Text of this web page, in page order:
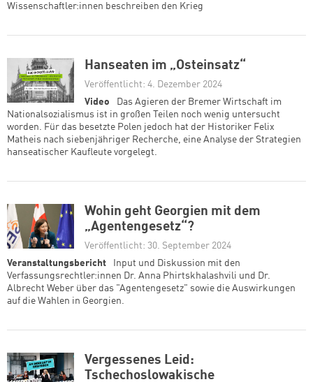
Wissenschaftler:innen beschreiben den Krieg
Hanseaten im „Osteinsatz“
Veröffentlicht: 4. Dezember 2024
Video
Das Agieren der Bremer Wirtschaft im
Nationalsozialismus ist in großen Teilen noch wenig untersucht
worden. Für das besetzte Polen jedoch hat der Historiker Felix
Matheis nach siebenjähriger Recherche, eine Analyse der Strategien
hanseatischer Kaufleute vorgelegt.
Wohin geht Georgien mit dem
„Agentengesetz“?
Veröffentlicht: 30. September 2024
Veranstaltungsbericht
Input und Diskussion mit den
Verfassungsrechtler:innen Dr. Anna Phirtskhalashvili und Dr.
Albrecht Weber über das "Agentengesetz" sowie die Auswirkungen
auf die Wahlen in Georgien.
Vergessenes Leid:
Tschechoslowakische